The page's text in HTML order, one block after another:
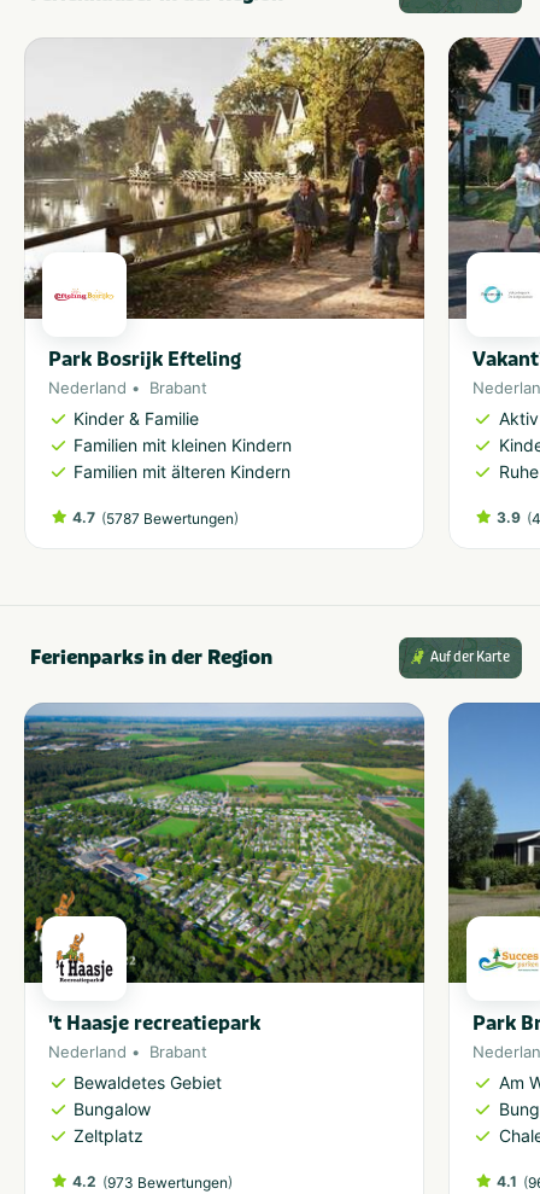
Park Bosrijk Efteling
Nederland Brabant
Kinder & Familie
Familien mit kleinen Kindern
Familien mit älteren Kindern
4.7 (5787 Bewertungen) 3.9 (
Ferienparks in der Region Auf der Karte
't Haasje recreatiepark
Nederland Brabant
Bewaldetes Gebiet
Bungalow
Zeltplatz
4.2 (973 Bewertungen)
Park
Am
4.1 (